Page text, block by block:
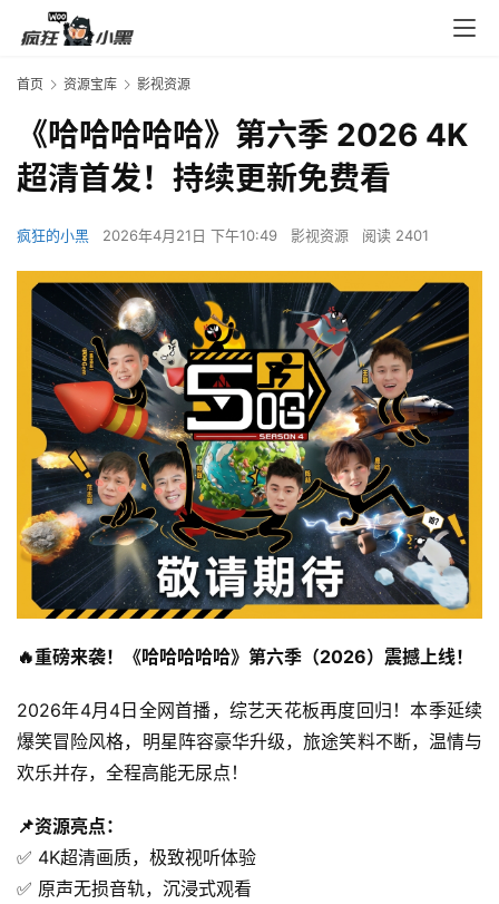
首页 资源宝库 影视资源
《哈哈哈哈哈》第六季 2026 4K
超清首发！持续更新免费看
疯狂的小黑 2026年4月21日 下午10:49 影视资源 阅读 2401
🔥重磅来袭！《哈哈哈哈哈》第六季（2026）震撼上线！
2026年4月4日全网首播，综艺天花板再度回归！本季延续
爆笑冒险风格，明星阵容豪华升级，旅途笑料不断，温情与
欢乐并存，全程高能无尿点！
📌资源亮点：
✅ 4K超清画质，极致视听体验
✅ 原声无损音轨，沉浸式观看